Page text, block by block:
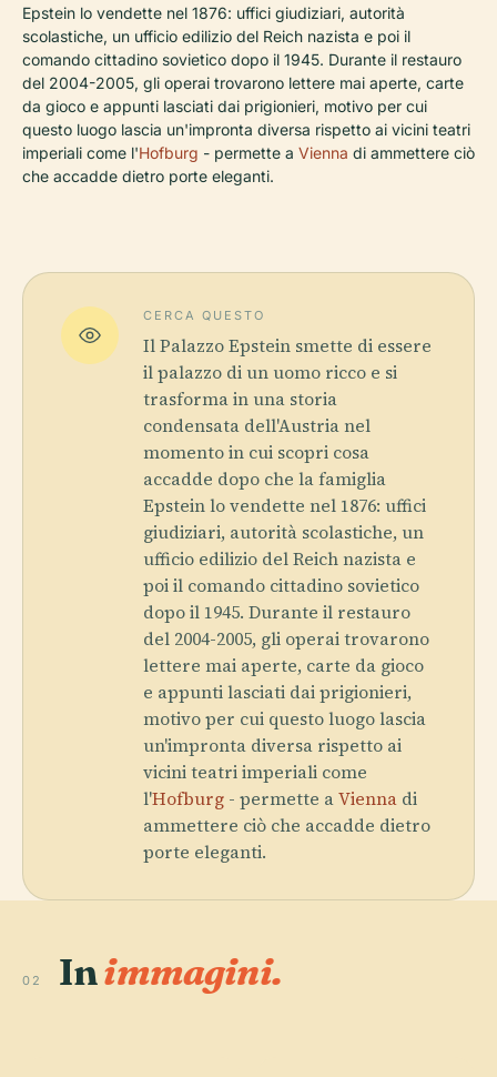
Epstein lo vendette nel 1876: uffici giudiziari, autorità
scolastiche, un ufficio edilizio del Reich nazista e poi il
comando cittadino sovietico dopo il 1945. Durante il restauro
del 2004-2005, gli operai trovarono lettere mai aperte, carte
da gioco e appunti lasciati dai prigionieri, motivo per cui
questo luogo lascia un'impronta diversa rispetto ai vicini teatri
imperiali come l'Hofburg - permette a Vienna di ammettere ciò
che accadde dietro porte eleganti.
CERCA QUESTO
Il Palazzo Epstein smette di essere
il palazzo di un uomo ricco e si
trasforma in una storia
condensata dell'Austria nel
momento in cui scopri cosa
accadde dopo che la famiglia
Epstein lo vendette nel 1876: uffici
giudiziari, autorità scolastiche, un
ufficio edilizio del Reich nazista e
poi il comando cittadino sovietico
dopo il 1945. Durante il restauro
del 2004-2005, gli operai trovarono
lettere mai aperte, carte da gioco
e appunti lasciati dai prigionieri,
motivo per cui questo luogo lascia
un'impronta diversa rispetto ai
vicini teatri imperiali come
l'Hofburg - permette aVienna di
ammettere ciò che accadde dietro
porte eleganti.
02 Inimmagini.